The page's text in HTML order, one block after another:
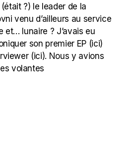
?) le leader de la
venu d’ailleurs au service
et… lunaire ? J’avais eu
son premier EP (ici)
(ici). Nous y avions
volantes